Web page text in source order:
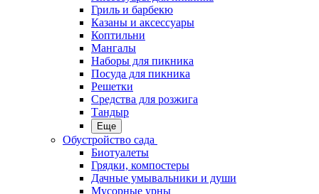
Гриль и барбекю
Казаны и аксессуары
Коптильни
Мангалы
Наборы для пикника
Посуда для пикника
Решетки
Средства для розжига
Тандыр
Еще
Обустройство сада
Биотуалеты
Грядки, компостеры
Дачные умывальники и души
Мусорные урны